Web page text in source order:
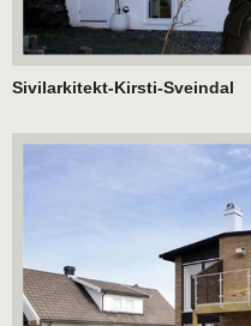
Sivilarkitekt-Kirsti-Sveindal